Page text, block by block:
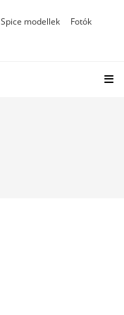
Spice modellek
Fotók